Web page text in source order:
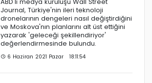
Journal, Türkiye'nin ileri teknoloji
dronelarının dengeleri nasıl değiştirdiğini
ve Moskova'nın planlarını alt üst ettiğini
yazarak 'geleceği şekillendiriyor'
değerlendirmesinde bulundu.
6 Haziran 2021 Pazar 18:11:54